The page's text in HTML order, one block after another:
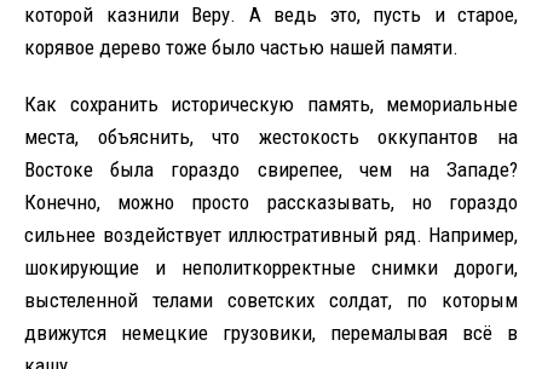
которой казнили Веру. А ведь это, пусть и старое,
корявое дерево тоже было частью нашей памяти.
Как сохранить историческую память, мемориальные
места, объяснить, что жестокость оккупантов на
Востоке была гораздо свирепее, чем на Западе?
Конечно, можно просто рассказывать, но гораздо
сильнее воздействует иллюстративный ряд. Например,
шокирующие и неполиткорректные снимки дороги,
выстеленной телами советских солдат, по которым
движутся немецкие грузовики, перемалывая всё в